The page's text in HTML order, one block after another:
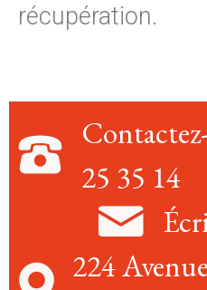
récupération.
25 35 14
224